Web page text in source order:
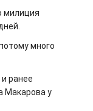
милиция
много
ранее
Макарова у